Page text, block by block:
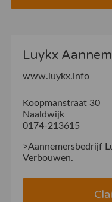
Luykx
www.luykx.info
Koopmanstraat 30
Naaldwijk
0174-213615
>Aannemersbedrijf
Verbouwen.